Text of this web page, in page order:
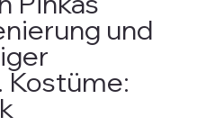
und
Kostüme: